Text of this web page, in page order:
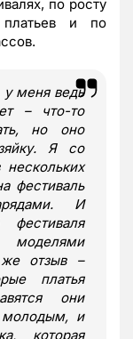
по росту
платьев и по
меня ведь
– что-то
но оно
Я со
фестиваль
И
фестиваля
моделями
отзыв –
платья
они
молодым, и
которая